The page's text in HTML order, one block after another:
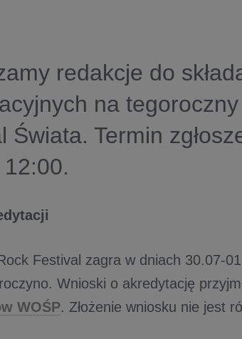
redakcje do
na
Świata. Termin
Festival zagra w dniach 30.07-
Wnioski o akredytację
WOŚP. Złożenie wniosku nie jest